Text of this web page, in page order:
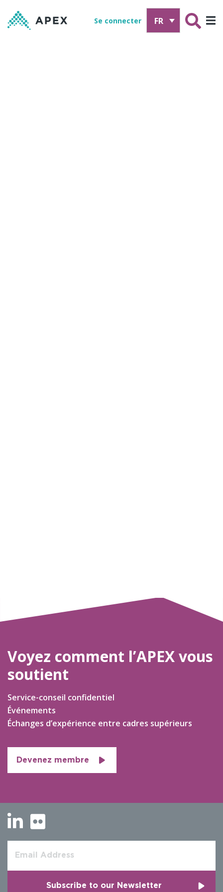
Se connecter FR
Voyez comment l’APEX vous
soutient
Service-conseil confidentiel
Événements
Échanges d’expérience entre cadres supérieurs
Devenez membre